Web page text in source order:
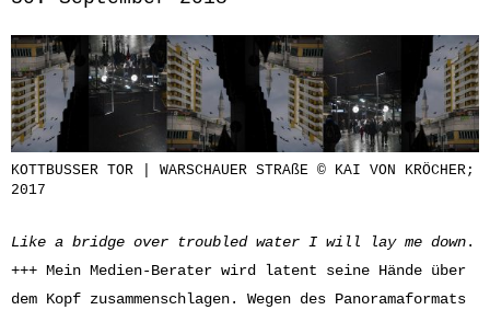
KOTTBUSSER TOR | WARSCHAUER STRAßE © KAI VON KRÖCHER;
2017
Like a bridge over troubled water I will lay me down.
+++ Mein Medien-Berater wird latent seine Hände über
dem Kopf zusammenschlagen. Wegen des Panoramaformats